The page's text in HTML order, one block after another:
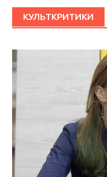
КУЛЬТКРИТИКИ